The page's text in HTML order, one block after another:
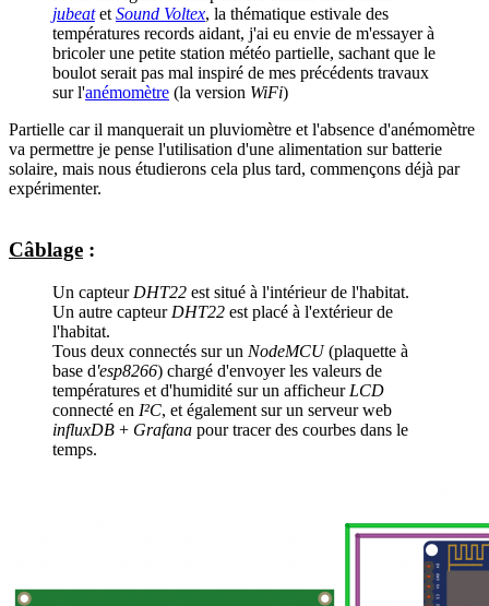
jubeatet Sound Voltex, la thématique estivale des
températures records aidant, j'ai eu envie de m'essayer à
bricoler une petite station météo partielle, sachant que le
boulot serait pas mal inspiré de mes précédents travaux
sur l'anémomètre (la version WiFi)
Partielle car il manquerait un pluviomètre et l'absence d'anémomètre
va permettre je pense l'utilisation d'une alimentation sur batterie
solaire, mais nous étudierons cela plus tard, commençons déjà par
expérimenter.
Câblage :
Un capteur DHT22 est situé à l'intérieur de l'habitat.
Un autre capteur DHT22 est placé à l'extérieur de
l'habitat.
Tous deux connectés sur un NodeMCU(plaquette à
base d'esp8266) chargé d'envoyer les valeurs de
températures et d'humidité sur un afficheur LCD
connecté en I²C, et également sur un serveur web
influxDB + Grafana pour tracer des courbes dans le
temps.